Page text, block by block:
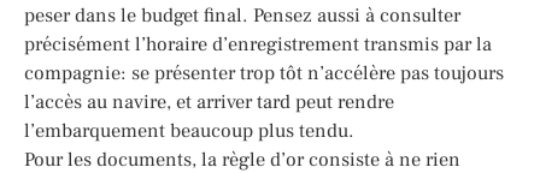
peser dans le budget final. Pensez aussi à consulter
précisément l’horaire d’enregistrement transmis par la
compagnie: se présenter trop tôt n’accélère pas toujours
l’accès au navire, et arriver tard peut rendre
l’embarquement beaucoup plus tendu.
Pour les documents, la règle d’or consiste à ne rien